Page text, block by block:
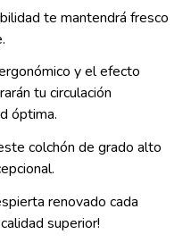
te mantendrá fresco
y el efecto
tu circulación
óptima.
colchón de grado alto
renovado cada
superior!